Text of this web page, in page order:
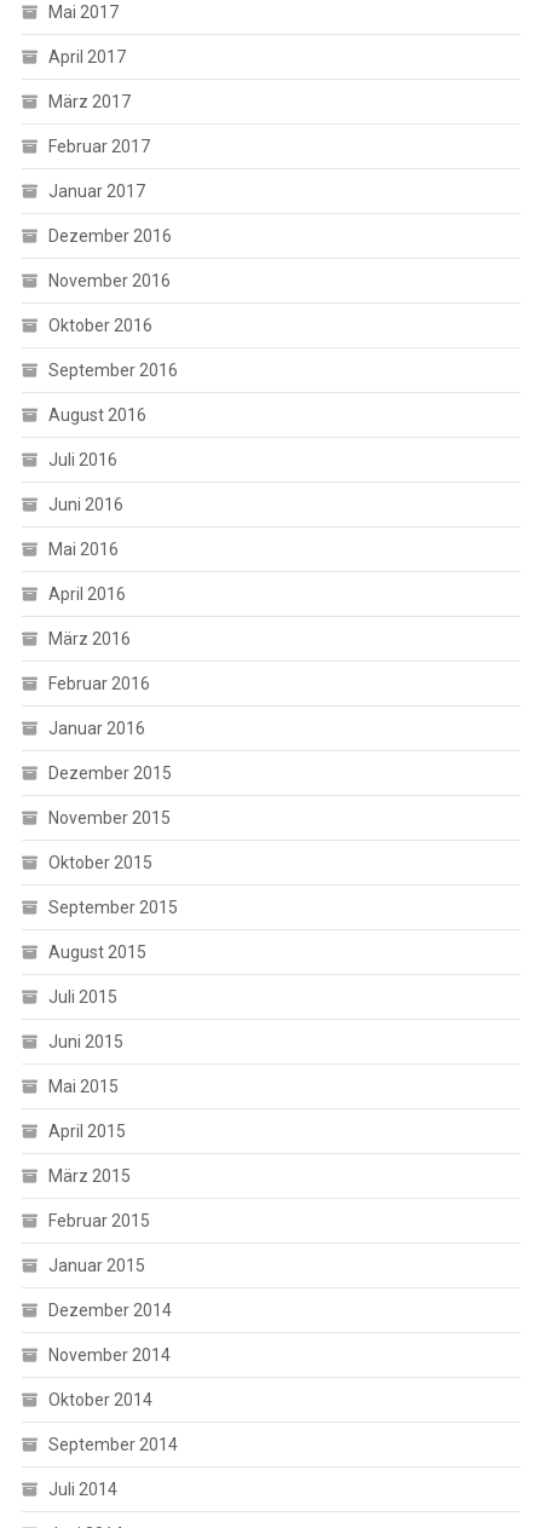
Mai 2017
April 2017
März 2017
Februar 2017
Januar 2017
Dezember 2016
November 2016
Oktober 2016
September 2016
August 2016
Juli 2016
Juni 2016
Mai 2016
April 2016
März 2016
Februar 2016
Januar 2016
Dezember 2015
November 2015
Oktober 2015
September 2015
August 2015
Juli 2015
Juni 2015
Mai 2015
April 2015
März 2015
Februar 2015
Januar 2015
Dezember 2014
November 2014
Oktober 2014
September 2014
Juli 2014